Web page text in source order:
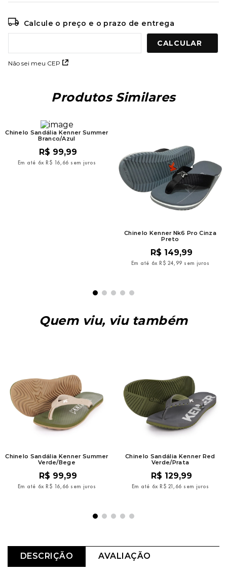
Calcule o preço e o prazo de entrega
Não sei meu CEP
Produtos Similares
Chinelo Sandália Kenner Summer
Branco/Azul
R$ 99,99
Em até 6x R$ 16, 66 sem juros
Chinelo Kenner Nk6 Pro Cinza
Preto
R$ 149,99
Em até 6x R$ 24, 99 sem juros
Quem viu, viu também
Chinelo Sandália Kenner Summer
Verde/Bege
R$ 99,99
Em até 6x R$ 16, 66 sem juros
Chinelo Sandália Kenner Red
Verde/Prata
R$ 129,99
Em até 6x R$ 21 , 66 sem juros
DESCRIÇÃO AVALIAÇÃO